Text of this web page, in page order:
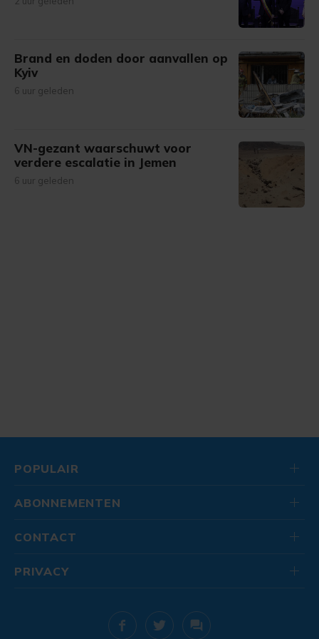
Brand en doden door aanvallen op
Kyiv
6 uur geleden
VN-gezant waarschuwt voor
verdere escalatie in Jemen
6 uur geleden
POPULAIR
ABONNEMENTEN
CONTACT
PRIVACY